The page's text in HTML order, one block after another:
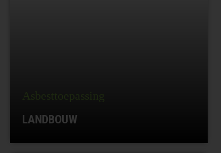
Asbesttoepassing
LANDBOUW